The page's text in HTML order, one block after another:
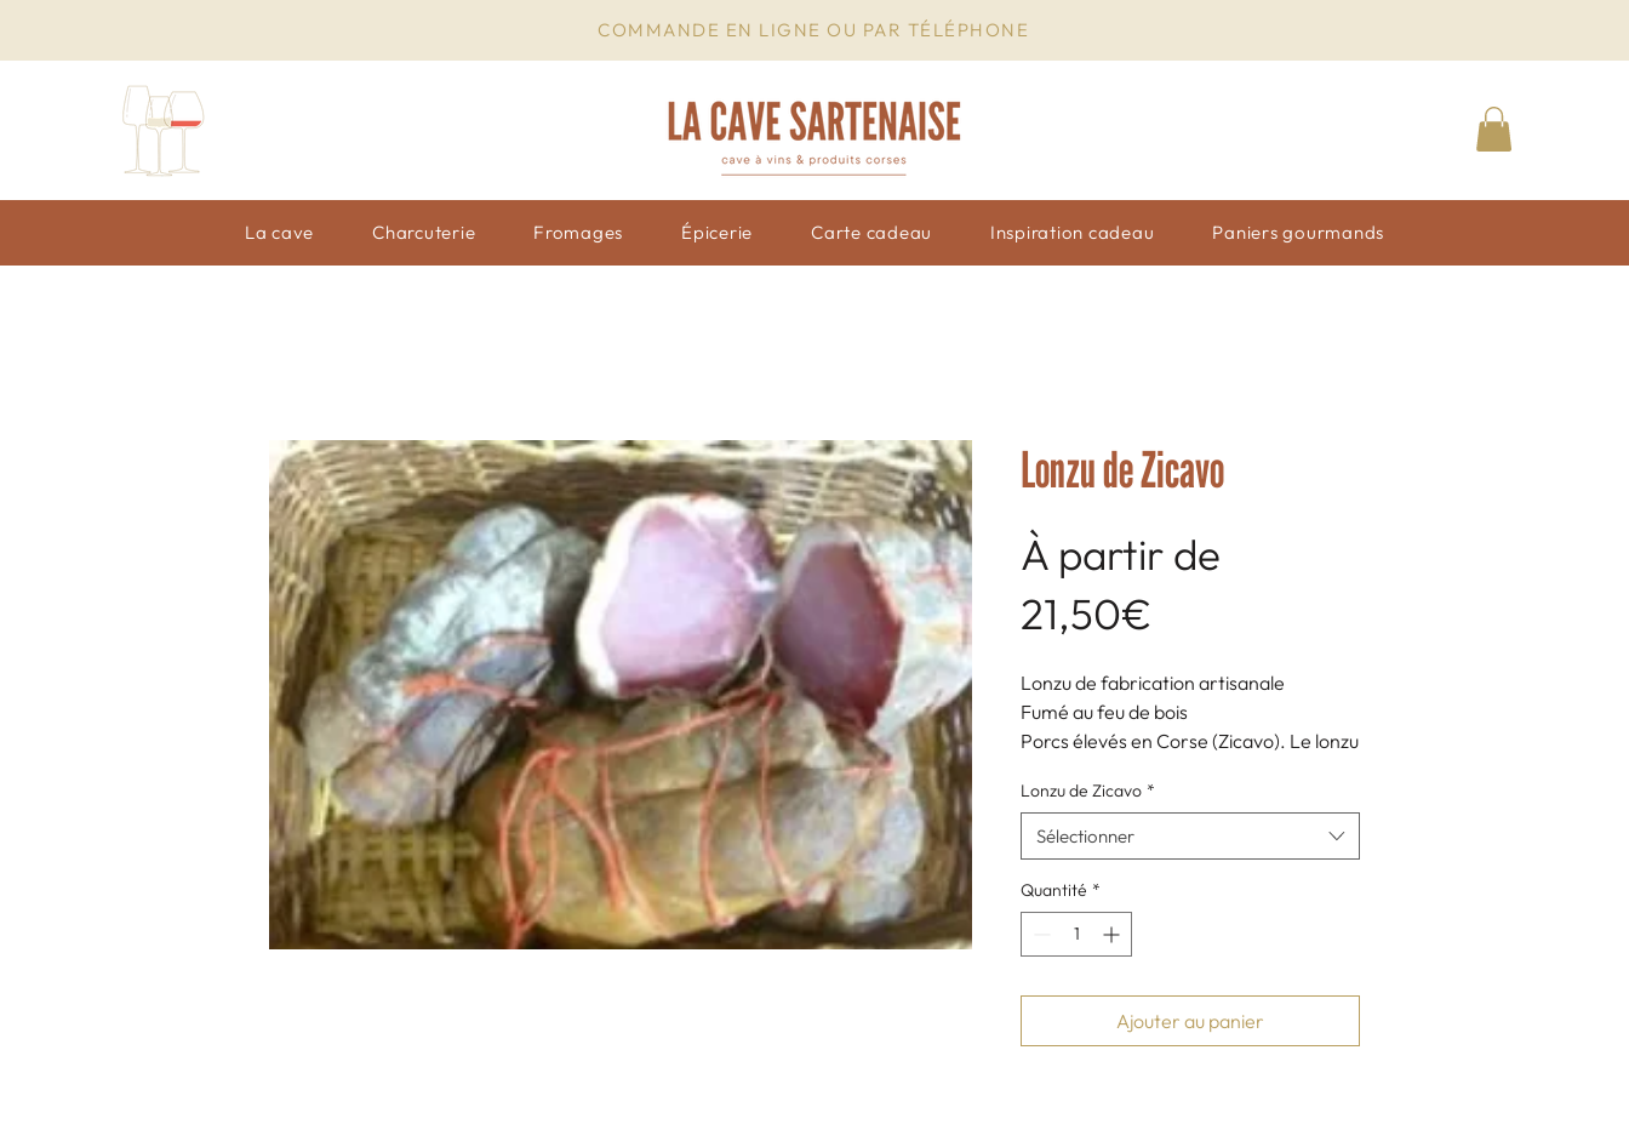
COMMANDE EN LIGNE OU PAR TÉLÉPHONE
La cave Charcuterie Fromages Épicerie Carte cadeau Inspiration cadeau Paniers gourmands
Lonzu de Zicavo
À partir de
21,50€
promotionnel
Lonzu de fabrication artisanale
Fumé au feu de bois
Porcs élevés en Corse (Zicavo). Le lonzu
(43 €/kg) - Pièce de 500 g ou 700 g
environ - conditionnement sous-vide.
Eleveur-producteur : Jean Cesari à
Zicavo, haute vallée du Taravo-Corse.
Lonzu de Zicavo *
Sélectionner
Quantité *
Ajouter au panier